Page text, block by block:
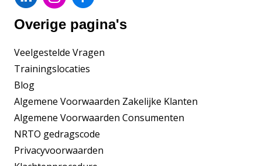
Overige pagina's
Veelgestelde Vragen
Trainingslocaties
Blog
Algemene Voorwaarden Zakelijke Klanten
Algemene Voorwaarden Consumenten
NRTO gedragscode
Privacyvoorwaarden